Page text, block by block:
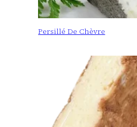
Persillé De Chèvre